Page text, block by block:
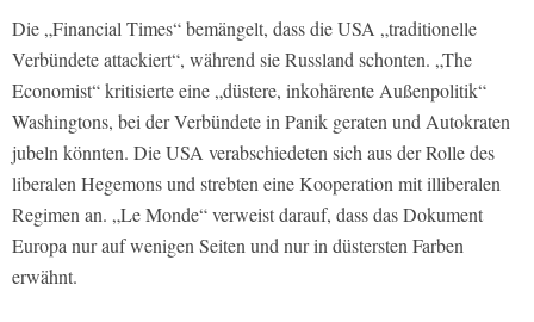
Die „Financial Times“ bemängelt, dass die USA „traditionelle
Verbündete attackiert“, während sie Russland schonten. „The
Economist“ kritisierte eine „düstere, inkohärente Außenpolitik“
Washingtons, bei der Verbündete in Panik geraten und Autokraten
jubeln könnten. Die USA verabschiedeten sich aus der Rolle des
liberalen Hegemons und strebten eine Kooperation mit illiberalen
Regimen an. „Le Monde“ verweist darauf, dass das Dokument
Europa nur auf wenigen Seiten und nur in düstersten Farben
erwähnt.